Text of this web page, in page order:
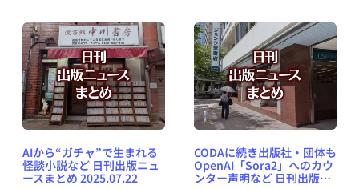
AIから“ガチャ”で生まれる
怪談小説など 日刊出版ニュ
ースまとめ 2025.07.22
CODAに続き出版社・団体も
OpenAI「Sora2」へのカウ
ンター声明など 日刊出版ニ